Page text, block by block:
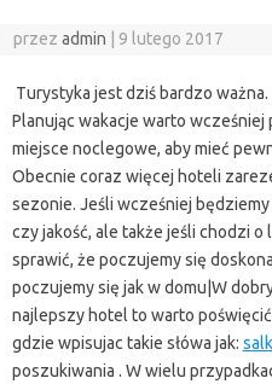
przezadmin 9 lutego 2017
Turystyka jest dziś bardzo
Planując wakacje warto
miejsce noclegowe, aby mieć
Obecnie coraz więcej hoteli
sezonie. Jeśli wcześniej
czy jakość, ale także jeśli chodzi
sprawić, że poczujemy się
poczujemy się jak w domu|W
najlepszy hotel to warto
gdzie wpisujac takie słówa jak:
poszukiwania . W wielu